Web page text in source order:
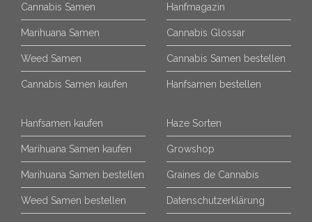
Cannabis Samen
Marihuana Samen
Weed Samen
Cannabis Samen kaufen
Hanfmagazin
Cannabis Glossar
Cannabis Samen bestellen
Hanfsamen bestellen
Hanfsamen kaufen
Marihuana Samen kaufen
Marihuana Samen bestellen
Weed Samen bestellen
Haze Sorten
Growshop
Graines de Cannabis
Datenschutzerklärung